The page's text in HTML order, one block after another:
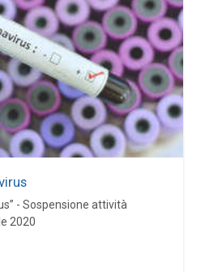
- Sospensione attività
2020